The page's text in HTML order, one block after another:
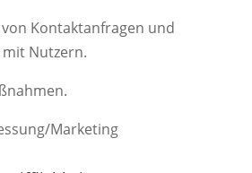
Kontaktanfragen und
Nutzern.
Marketing